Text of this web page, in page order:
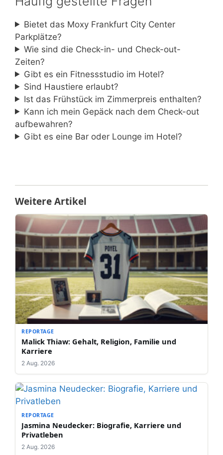
Bietet das Moxy Frankfurt City Center
Parkplätze?
Wie sind die Check-in- und Check-out-
Zeiten?
Gibt es ein Fitnessstudio im Hotel?
Sind Haustiere erlaubt?
Ist das Frühstück im Zimmerpreis enthalten?
Kann ich mein Gepäck nach dem Check-out
aufbewahren?
Gibt es eine Bar oder Lounge im Hotel?
Weitere Artikel
REPORTAGE
Malick Thiaw: Gehalt, Religion, Familie und
Karriere
2 Aug. 2026
REPORTAGE
Jasmina Neudecker: Biografie, Karriere und
Privatleben
2 Aug. 2026